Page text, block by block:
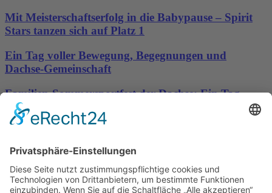
Mit Meisterschaftserfolg in die Babypause – Spirit
Stars tanzen sich auf Platz 1
Ein Tag voller Bewegung, Begegnungen und
Dachse-Gemeinschaft
Familien-Sommersportfest der Dachse: Ein Tag
voller Bewegung, Spaß und Gemeinschaft
Technischer Administrator: Silvio Osowsky
Tage